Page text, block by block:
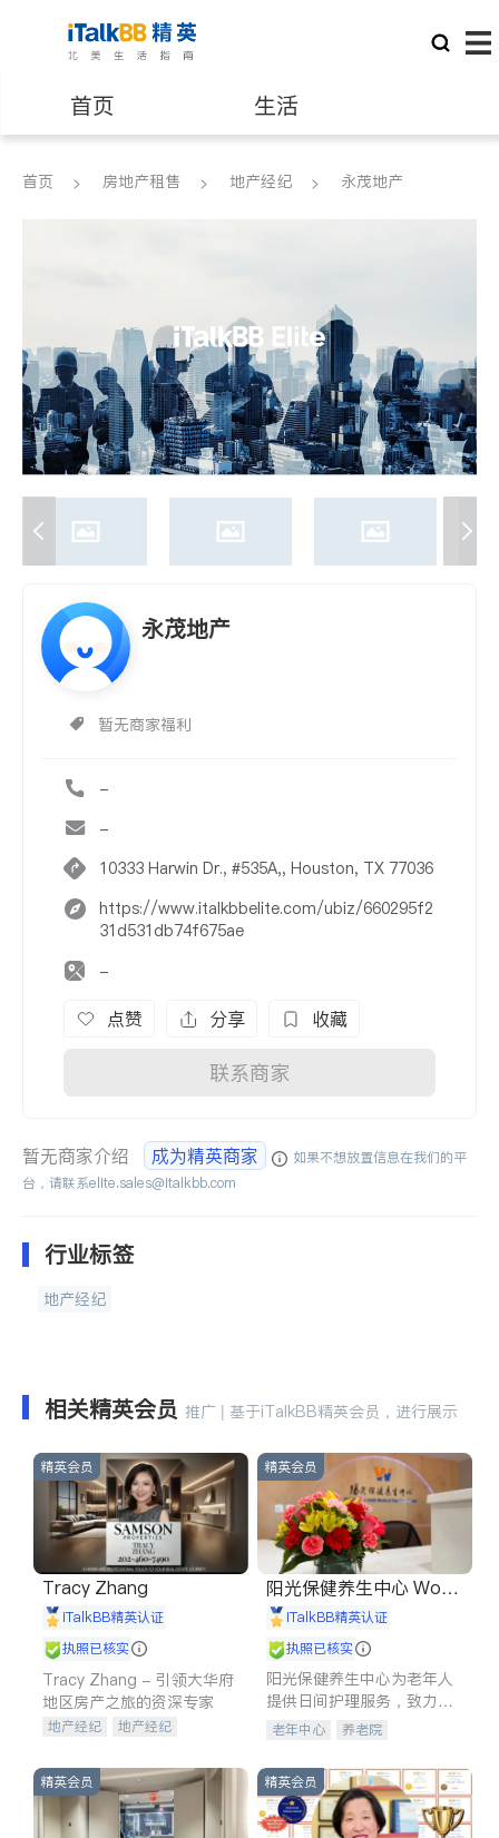
首页 生活
医生 律师
养老 非盈利组织
首页 房地产租售 地产经纪 永茂地产
永茂地产
暂无商家福利
-
-
10333 Harwin Dr., #535A,, Houston, TX 77036
https://www.italkbbelite.com/ubiz/660295f2
31d531db74f675ae
-
点赞 分享 收藏
联系商家
暂无商家介绍 成为精英商家
如果不想放置信息在我们的平
台，请联系elite.sales@italkbb.com
行业标签
地产经纪
相关精英会员 推广 | 基于iTalkBB精英会员，进行展示
精英会员
Tracy Zhang
iTalkBB精英认证
执照已核实
Tracy Zhang - 引领大华府
地区房产之旅的资深专家
地产经纪
地产经纪
商铺租售
开发商建商
精英会员
阳光保健养生中心 World
shine
iTalkBB精英认证
执照已核实
阳光保健养生中心为老年人
提供日间护理服务，致力于
通过持续的护理创新来有效
老年中心 养老院
精英会员 精英会员